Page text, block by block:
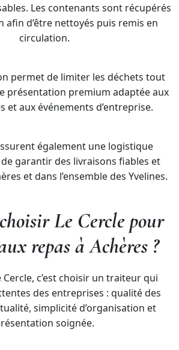
Les contenants sont récupérés
afin d’être nettoyés puis remis en
circulation.
permet de limiter les déchets tout
présentation premium adaptée aux
et aux événements d’entreprise.
également une logistique
garantir des livraisons fiables et
et dans l’ensemble des Yvelines.
Le Cercle pour
repas à Achères ?
Cercle, c’est choisir un traiteur qui
des entreprises : qualité des
simplicité d’organisation et
soignée.